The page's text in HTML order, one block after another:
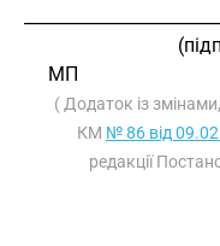
     МП
( Додаток із
КМ № 86 від
редакції